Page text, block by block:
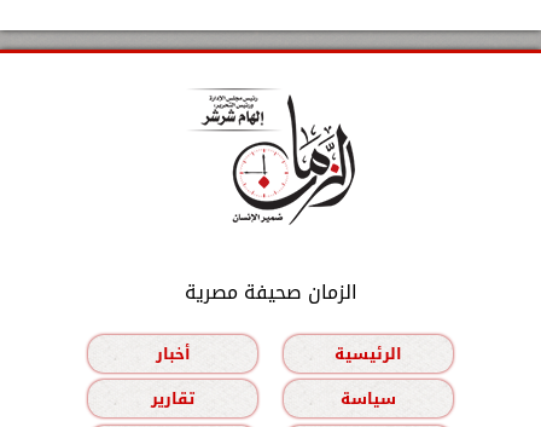
الزمان صحيفة مصرية
الرئيسية
أخبار
سياسة
تقارير